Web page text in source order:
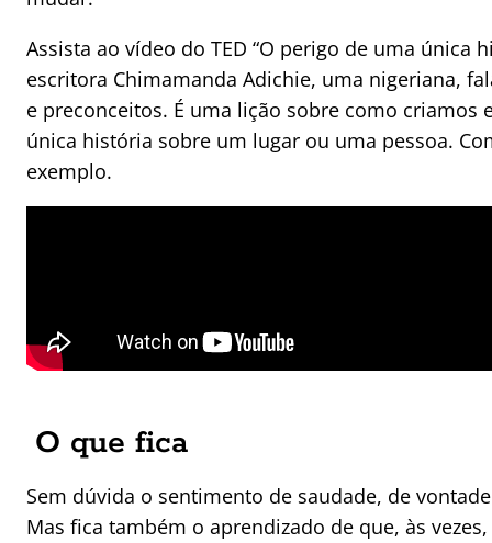
Assista ao vídeo do TED “O perigo de uma única
escritora Chimamanda Adichie, uma nigeriana,
e preconceitos. É uma lição sobre como criamos
única história sobre um lugar ou uma pessoa.
exemplo.
O que fica
Sem dúvida o sentimento de saudade, de
Mas fica também o aprendizado de que, às